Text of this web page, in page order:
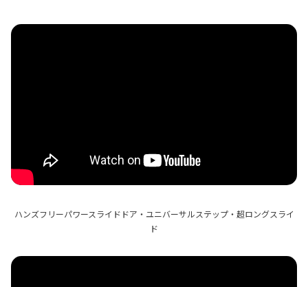
ハンズフリーパワースライドドア・ユニバーサルステップ・超ロングスライ
ド